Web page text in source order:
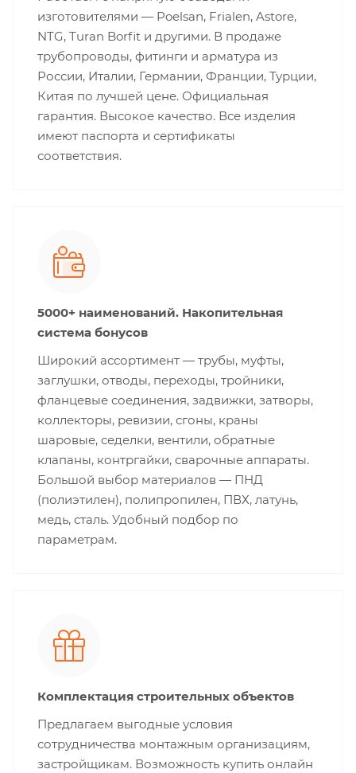
изготовителями — Poelsan, Frialen, Astore,
NTG, Turan Borfit и другими. В продаже
трубопроводы, фитинги и арматура из
России, Италии, Германии, Франции, Турции,
Китая по лучшей цене. Официальная
гарантия. Высокое качество. Все изделия
имеют паспорта и сертификаты
соответствия.
5000+ наименований. Накопительная
система бонусов
Широкий ассортимент — трубы, муфты,
заглушки, отводы, переходы, тройники,
фланцевые соединения, задвижки, затворы,
коллекторы, ревизии, сгоны, краны
шаровые, седелки, вентили, обратные
клапаны, контргайки, сварочные аппараты.
Большой выбор материалов — ПНД
(полиэтилен), полипропилен, ПВХ, латунь,
медь, сталь. Удобный подбор по
параметрам.
Комплектация строительных объектов
Предлагаем выгодные условия
сотрудничества монтажным организациям,
застройщикам. Возможность купить онлайн